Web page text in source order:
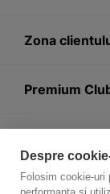
Zona
Premium
Despre firmă
Despre
Folosim cookie-